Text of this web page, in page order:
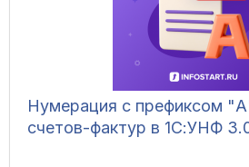
Нумерация с префиксом
счетов-фактур в 1С:УНФ